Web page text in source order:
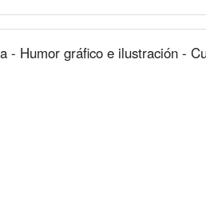
- Humor gráfico e ilustración -